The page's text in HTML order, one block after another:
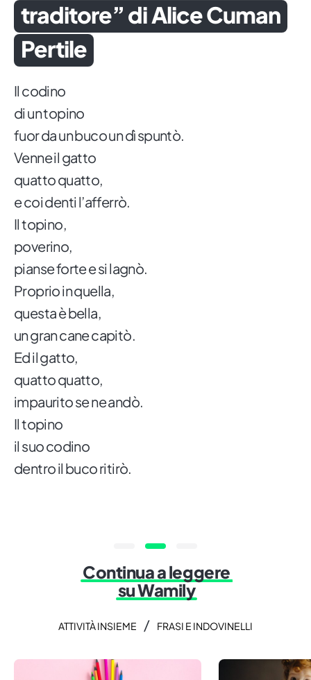
traditore” di Alice Cuman
Pertile
Il codino
di un topino
fuor da un buco un dì spuntò.
Venne il gatto
quatto quatto,
e coi denti l’afferrò.
Il topino,
poverino,
pianse forte e si lagnò.
Proprio in quella,
questa è bella,
un gran cane capitò.
Ed il gatto,
quatto quatto,
impaurito se ne andò.
Il topino
il suo codino
dentro il buco ritirò.
Continua a leggere
su Wamily
ATTIVITÀ INSIEME / FRASI E INDOVINELLI